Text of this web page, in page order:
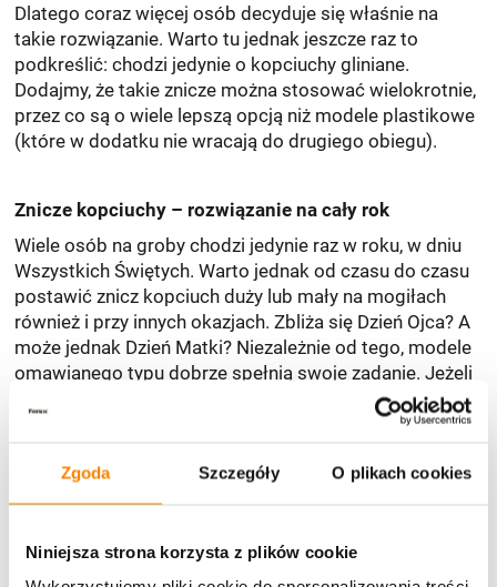
Zgoda Szczegóły O plikach cookies
Niniejsza strona korzysta z plików cookie
Dlatego coraz więcej osób decyduje się właśnie na
takie rozwiązanie. Warto tu jednak jeszcze raz to
podkreślić: chodzi jedynie o kopciuchy gliniane.
Dodajmy, że takie znicze można stosować wielokrotnie,
przez co są o wiele lepszą opcją niż modele plastikowe
(które w dodatku nie wracają do drugiego obiegu).
Znicze kopciuchy – rozwiązanie na cały rok
Wiele osób na groby chodzi jedynie raz w roku, w dniu
Wszystkich Świętych. Warto jednak od czasu do czasu
postawić znicz kopciuch duży lub mały na mogiłach
również i przy innych okazjach. Zbliża się Dzień Ojca? A
może jednak Dzień Matki? Niezależnie od tego, modele
omawianego typu dobrze spełnią swoje zadanie. Jeżeli
posiadają one gruby knot, są dodatkowo odporne na
Przejrzyj ofertę sklepuZniczeFenix i wybierzznicze
idealne dla swoich bliskich.